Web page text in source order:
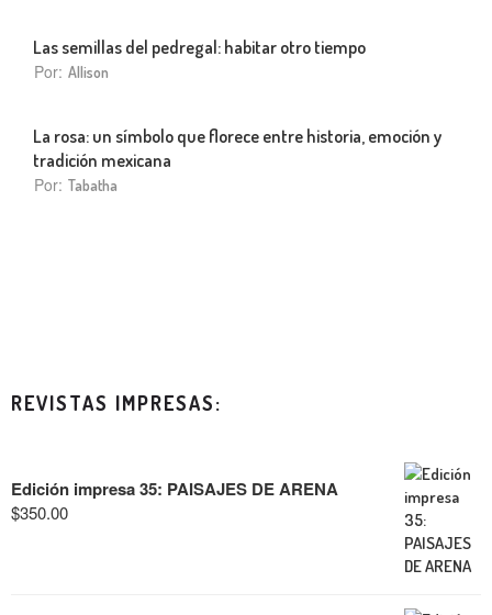
Las semillas del pedregal: habitar otro tiempo
Por: Allison
La rosa: un símbolo que florece entre historia, emoción y
tradición mexicana
Por: Tabatha
REVISTAS IMPRESAS:
Edición impresa 35: PAISAJES DE ARENA
$350.00